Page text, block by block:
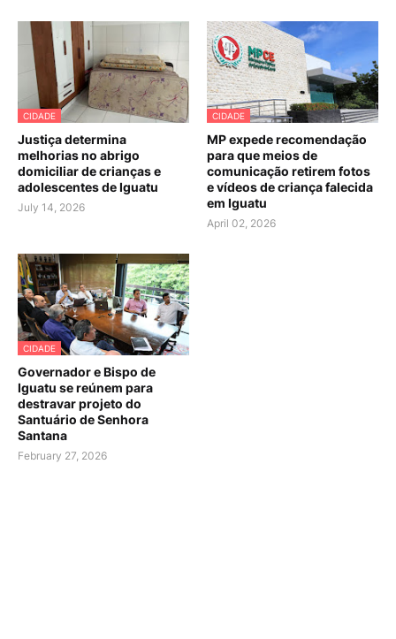
CIDADE
Justiça determina
melhorias no abrigo
domiciliar de crianças e
adolescentes de Iguatu
July 14, 2026
CIDADE
MP expede recomendação
para que meios de
comunicação retirem fotos
e vídeos de criança falecida
em Iguatu
April 02, 2026
CIDADE
Governador e Bispo de
Iguatu se reúnem para
destravar projeto do
Santuário de Senhora
Santana
February 27, 2026